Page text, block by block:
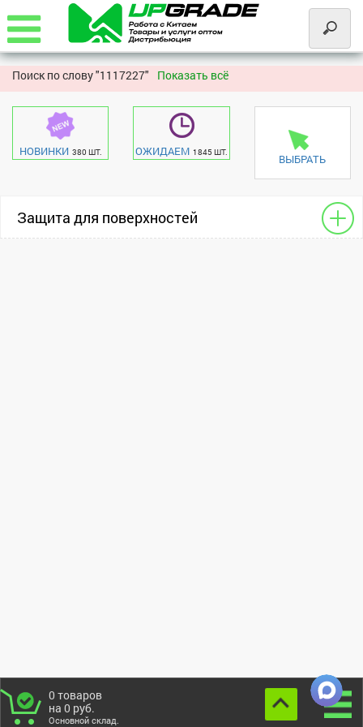
Поиск по слову "1117227" Показать всё
НОВИНКИ 380 ШТ. ОЖИДАЕМ 1845 ШТ. ВЫБРАТЬ
Защита для поверхностей
0 товаров
на 0 руб.
Основной склад.